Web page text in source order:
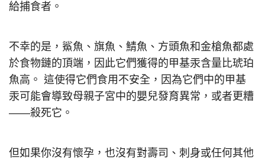
給捕食者。
不幸的是，鯊魚、旗魚、鯖魚、方頭魚和金槍魚都處
於食物鏈的頂端，因此它們獲得的甲基汞含量比琥珀
魚高。 這使得它們食用不安全，因為它們中的甲基
汞可能會導致母親子宮中的嬰兒發育異常，或者更糟
——殺死它。
但如果你沒有懷孕，也沒有對壽司、刺身或任何其他